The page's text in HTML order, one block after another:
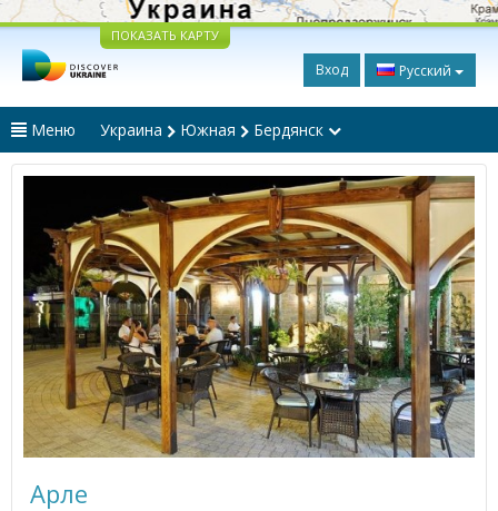
ПОКАЗАТЬ КАРТУ
Вход Русский
Меню Украина Южная Бердянск
Арле